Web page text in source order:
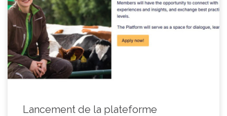
Lancement de la plateforme